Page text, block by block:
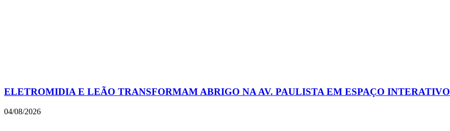
ELETROMIDIA E LEÃO TRANSFORMAM ABRIGO NA AV. PAULISTA EM ESPAÇO INTERATIVO
04/08/2026